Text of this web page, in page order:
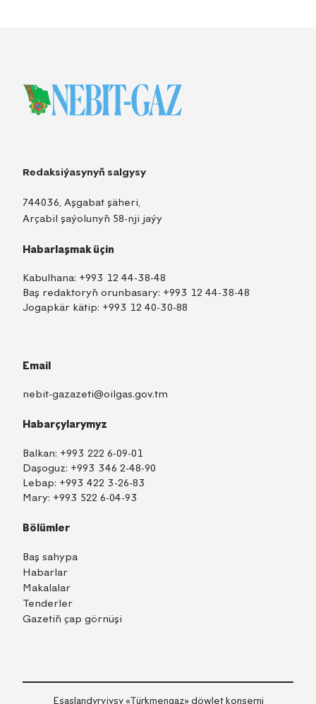
Redaksiýasynyň salgysy
744036, Aşgabat şäheri,
Arçabil şaýolunyň 58-nji jaýy
Habarlaşmak üçin
Kabulhana: +993 12 44-38-48
Baş redaktoryň orunbasary: +993 12 44-38-48
Jogapkär kätip: +993 12 40-30-88
Email
nebit-gazazeti@oilgas.gov.tm
Habarçylarymyz
Balkan: +993 222 6-09-01
Daşoguz: +993 346 2-48-90
Lebap: +993 422 3-26-83
Mary: +993 522 6-04-93
Bölümler
Baş sahypa
Habarlar
Makalalar
Tenderler
Gazetiň çap görnüşi
Esaslandyryjysy «Тürkmengaz» döwlet konserni